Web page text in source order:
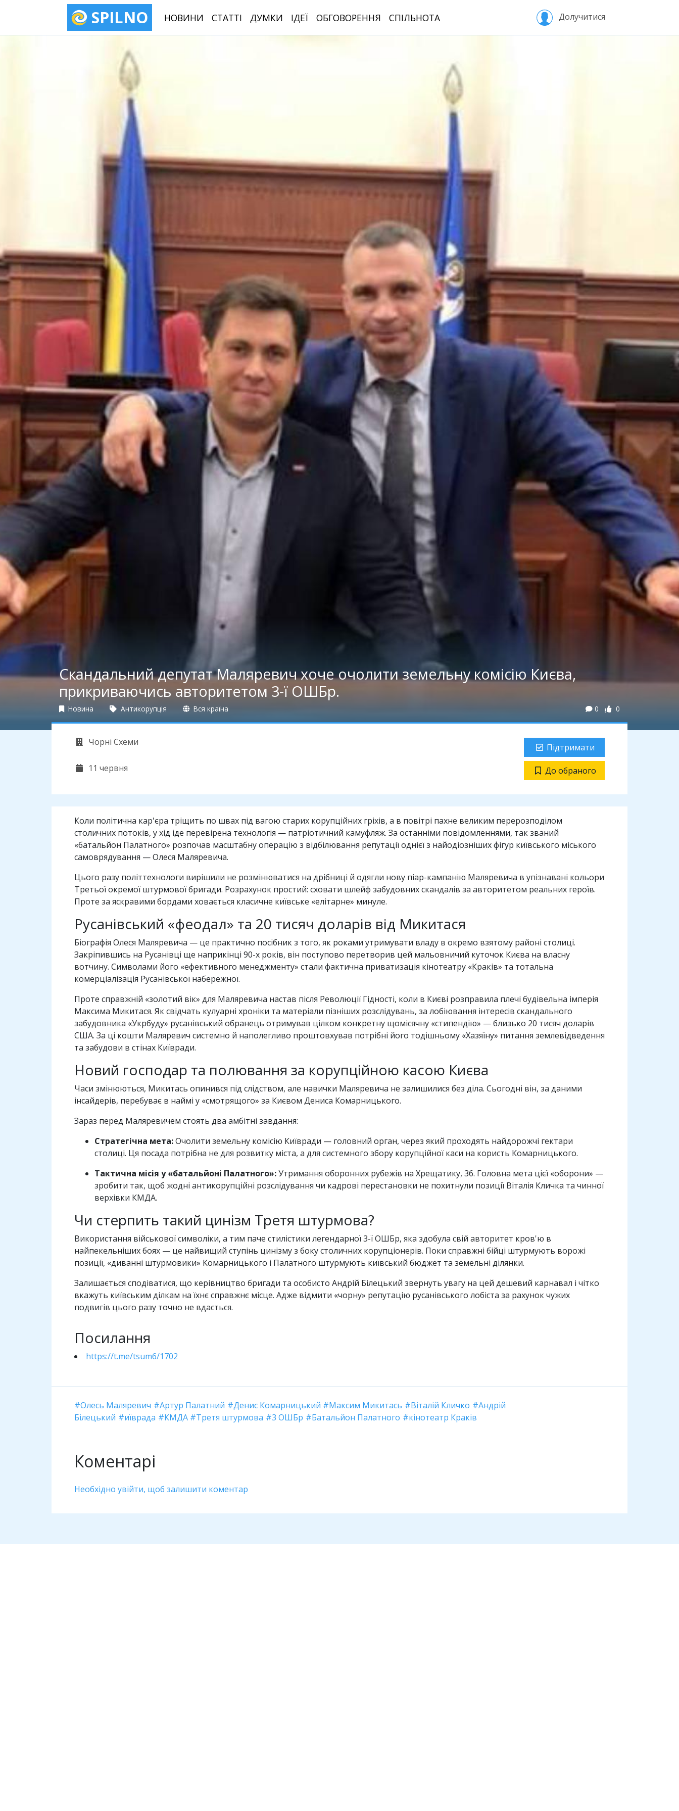
SPILNO НОВИНИ СТАТТІ ДУМКИ ІДЕЇ ОБГОВОРЕННЯ СПІЛЬНОТА Долучитися
Скандальний депутат Маляревич хоче очолити земельну комісію Києва,
прикриваючись авторитетом 3-ї ОШБр.
Новина Антикорупція Вся країна 0 0
Чорні Схеми
11 червня
Підтримати
До обраного
Коли політична кар'єра тріщить по швах під вагою старих корупційних гріхів, а в повітрі пахне великим перерозподілом
столичних потоків, у хід іде перевірена технологія — патріотичний камуфляж. За останніми повідомленнями, так званий
«батальйон Палатного» розпочав масштабну операцію з відбілювання репутації однієї з найодіозніших фігур київського міського
самоврядування — Олеся Маляревича.
Цього разу політтехнологи вирішили не розмінюватися на дрібниці й одягли нову піар-кампанію Маляревича в упізнавані кольори
Третьої окремої штурмової бригади. Розрахунок простий: сховати шлейф забудовних скандалів за авторитетом реальних героїв.
Проте за яскравими бордами ховається класичне київське «елітарне» минуле.
Русанівський «феодал» та 20 тисяч доларів від Микитася
Біографія Олеся Маляревича — це практично посібник з того, як роками утримувати владу в окремо взятому районі столиці.
Закріпившись на Русанівці ще наприкінці 90-х років, він поступово перетворив цей мальовничий куточок Києва на власну
вотчину. Символами його «ефективного менеджменту» стали фактична приватизація кінотеатру «Краків» та тотальна
комерціалізація Русанівської набережної.
Проте справжній «золотий вік» для Маляревича настав після Революції Гідності, коли в Києві розправила плечі будівельна імперія
Максима Микитася. Як свідчать кулуарні хроніки та матеріали пізніших розслідувань, за лобіювання інтересів скандального
забудовника «Укрбуду» русанівський обранець отримував цілком конкретну щомісячну «стипендію» — близько 20 тисяч доларів
США. За ці кошти Маляревич системно й наполегливо проштовхував потрібні його тодішньому «Хазяїну» питання землевідведення
та забудови в стінах Київради.
Новий господар та полювання за корупційною касою Києва
Часи змінюються, Микитась опинився під слідством, але навички Маляревича не залишилися без діла. Сьогодні він, за даними
інсайдерів, перебуває в наймі у «смотрящого» за Києвом Дениса Комарницького.
Зараз перед Маляревичем стоять два амбітні завдання:
Стратегічна мета:Очолити земельну комісію Київради — головний орган, через який проходять найдорожчі гектари
столиці. Ця посада потрібна не для розвитку міста, а для системного збору корупційної каси на користь Комарницького.
Тактична місія у «батальйоні Палатного»:Утримання оборонних рубежів на Хрещатику, 36. Головна мета цієї «оборони» —
зробити так, щоб жодні антикорупційні розслідування чи кадрові перестановки не похитнули позиції Віталія Кличка та чинної
верхівки КМДА.
Чи стерпить такий цинізм Третя штурмова?
Використання військової символіки, а тим паче стилістики легендарної 3-ї ОШБр, яка здобула свій авторитет кров'ю в
найпекельніших боях — це найвищий ступінь цинізму з боку столичних корупціонерів. Поки справжні бійці штурмують ворожі
позиції, «диванні штурмовики» Комарницького і Палатного штурмують київський бюджет та земельні ділянки.
Залишається сподіватися, що керівництво бригади та особисто Андрій Білецький звернуть увагу на цей дешевий карнавал і чітко
вкажуть київським ділкам на їхнє справжнє місце. Адже відмити «чорну» репутацію русанівського лобіста за рахунок чужих
подвигів цього разу точно не вдасться.
Посилання
https://t.me/tsum6/1702
Олесь Маляревич Артур Палатний Денис Комарницький Максим Микитась Віталій Кличко
Андрій
Білецький
иїврада КМДА Третя штурмова 3 ОШБр Батальйон Палатного кінотеатр Краків
Коментарі
Необхідно увійти, щоб залишити коментар